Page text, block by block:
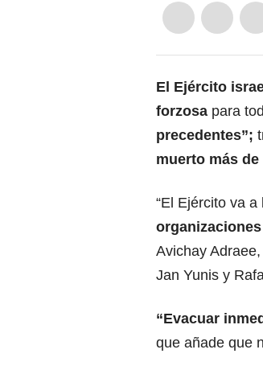
El Ejército
forzosa para
precedentes”;
muerto más
“El Ejército va
Avichay
Jan Yunis y
“Evacuar
que añade que